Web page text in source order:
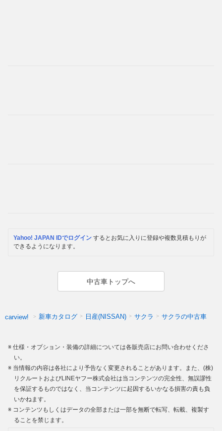
Yahoo! JAPAN IDでログイン するとお気に入りに登録や複数見積もりが
できるようになります。
中古車トップへ
carview! 新車カタログ 日産(NISSAN) サクラ サクラの中古車
仕様・オプション・装備の詳細については各販売店にお問い合わせくださ
い。
当情報の内容は各社により予告なく変更されることがあります。また、(株)
リクルートおよびLINEヤフー株式会社は当コンテンツの完全性、無誤謬性
を保証するものではなく、当コンテンツに起因するいかなる損害の責も負
いかねます。
コンテンツもしくはデータの全部または一部を無断で転写、転載、複製す
ることを禁じます。